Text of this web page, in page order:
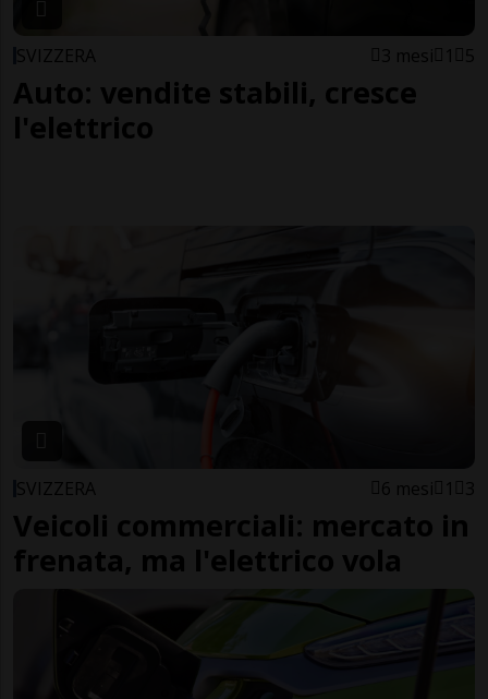
SVIZZERA 3 mesi 1 5
Auto: vendite stabili, cresce
l'elettrico
SVIZZERA 6 mesi 1 3
Veicoli commerciali: mercato in
frenata, ma l'elettrico vola